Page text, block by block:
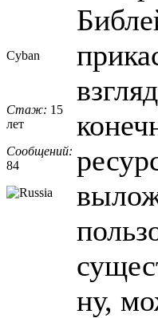
Cyban
Стаж: 15
лет
Сообщений:
84
ну,